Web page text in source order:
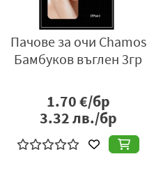
Пачове за очи Chamos
Бамбуков въглен 3гр
1.70€/бр
3.32лв./бр